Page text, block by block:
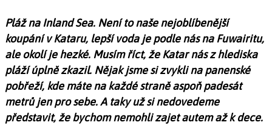
Pláž na Inland Sea. Není to naše nejoblíbenější
koupání v Kataru, lepší voda je podle nás na Fuwairitu,
ale okolí je hezké. Musím říct, že Katar nás z hlediska
pláží úplně zkazil. Nějak jsme si zvykli na panenské
pobřeží, kde máte na každé straně aspoň padesát
metrů jen pro sebe. A taky už si nedovedeme
představit, že bychom nemohli zajet autem až k dece.